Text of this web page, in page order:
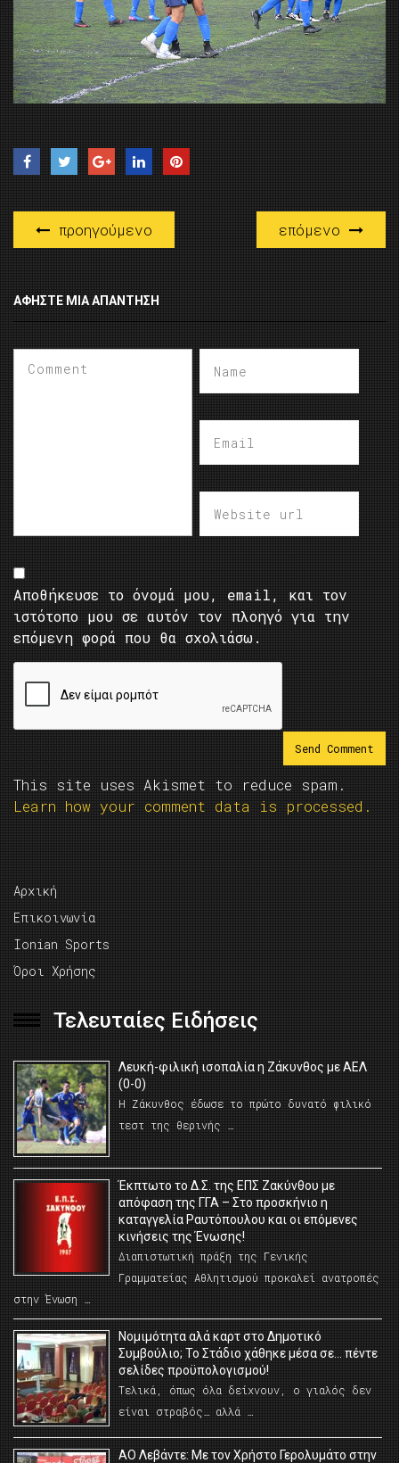
προηγούμενο επόμενο
ΑΦΉΣΤΕ ΜΙΑ ΑΠΆΝΤΗΣΗ
Αποθήκευσε το όνομά μου, email, και τον
ιστότοπο μου σε αυτόν τον πλοηγό για την
επόμενη φορά που θα σχολιάσω.
This site uses Akismet to reduce spam.
Learn how your comment data is processed.
Αρχική
Επικοινωνία
Ionian Sports
Όροι Χρήσης
Τελευταίες Ειδήσεις
Λευκή-φιλική ισοπαλία η Ζάκυνθος με ΑΕΛ
(0-0)
Η Ζάκυνθος έδωσε το πρώτο δυνατό φιλικό
τεστ της θερινής …
Έκπτωτο το Δ.Σ. της ΕΠΣ Ζακύνθου με
απόφαση της ΓΓΑ – Στο προσκήνιο η
καταγγελία Ραυτόπουλου και οι επόμενες
κινήσεις της Ένωσης!
Διαπιστωτική πράξη της Γενικής
Γραμματείας Αθλητισμού προκαλεί ανατροπές
στην Ένωση …
Νομιμότητα αλά καρτ στο Δημοτικό
Συμβούλιο; Το Στάδιο χάθηκε μέσα σε… πέντε
σελίδες προϋπολογισμού!
Τελικά, όπως όλα δείχνουν, ο γιαλός δεν
είναι στραβός… αλλά …
ΑΟ Λεβάντε: Με τον Χρήστο Γερολυμάτο στην